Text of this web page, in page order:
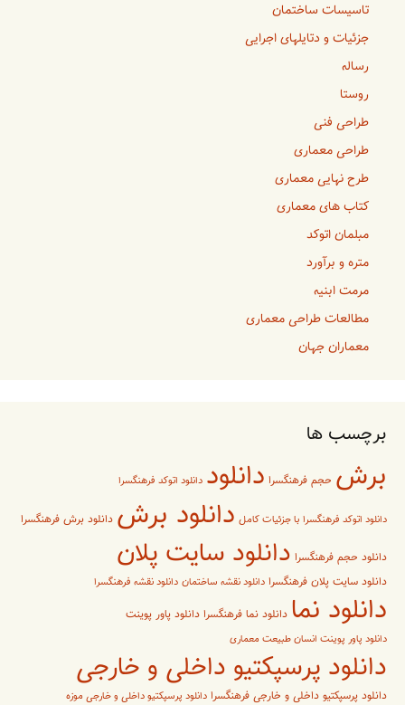
تاسیسات ساختمان
جزئیات و دتایلهای اجرایی
رساله
روستا
طراحی فنی
طراحی معماری
طرح نهایی معماری
کتاب های معماری
مبلمان اتوکد
متره و برآورد
مرمت ابنیه
مطالعات طراحی معماری
معماران جهان
برچسب ها
برش حجم فرهنگسرا دانلود دانلود اتوکد فرهنگسرا
دانلود اتوکد فرهنگسرا با جزئیات کامل دانلود برش دانلود برش فرهنگسرا
دانلود حجم فرهنگسرا دانلود سایت پلان
دانلود سایت پلان فرهنگسرا دانلود نقشه ساختمان دانلود نقشه فرهنگسرا
دانلود نما دانلود نما فرهنگسرا دانلود پاور پوینت
دانلود پاور پوینت انسان طبیعت معماری
دانلود پرسپکتیو داخلی و خارجی
دانلود پرسپکتیو داخلی و خارجی فرهنگسرا دانلود پرسپکتیو داخلی و خارجی موزه